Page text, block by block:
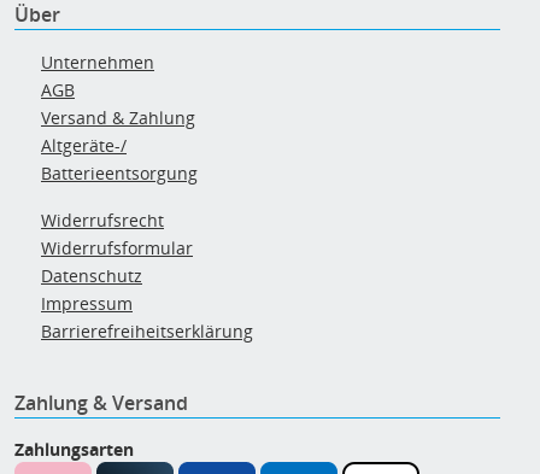
Über
Unternehmen
AGB
Versand & Zahlung
Altgeräte-/
Batterieentsorgung
Widerrufsrecht
Widerrufsformular
Datenschutz
Impressum
Barrierefreiheitserklärung
Zahlung & Versand
Zahlungsarten